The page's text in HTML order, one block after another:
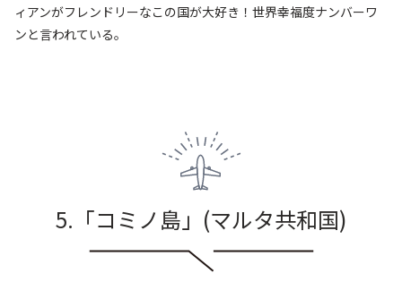
ィアンがフレンドリーなこの国が大好き！世界幸福度ナンバーワ
ンと言われている。
5.「コミノ島 」 (マルタ共和国)